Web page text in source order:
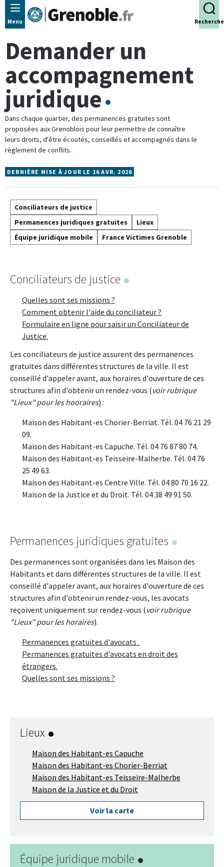
Panneau de gestion des cookies
Menu Recherche
Demander un
accompagnement
juridique
Dans chaque quartier, des permanences gratuites sont
proposées aux Grenoblois pour leur permettre de connaître
leurs droits, d'être écoutés, conseillés et accompagnés dans le
règlement de conflits.
DERNIÈRE MISE À JOUR LE 16 AVR. 2026
Conciliateurs de justice
Permanences juridiques gratuites
Lieux
Équipe juridique mobile
France Victimes Grenoble
Conciliateurs de justice
Quelles sont ses missions ?
Comment obtenir l'aide du conciliateur ?
Formulaire en ligne pour saisir un Conciliateur de
Justice.
Les conciliateurs de justice assurent des permanences
gratuites dans différentes structures de la ville. Il est
conseillé d'appeler avant, aux horaires d'ouverture de ces
structures afin d'obtenir un rendez-vous (voir rubrique
"Lieux" pour les hooraires) :
Maison des Habitant-es Chorier-Berriat. Tél. 04 76 21 29
09.
Maison des Habitant-es Capuche. Tél. 04 76 87 80 74.
Maison des Habitant-es Teisseire-Malherbe. Tél. 04 76
25 49 63.
Maison des Habitant-es Centre Ville. Tél. 04 80 70 16 22.
Maison de la Justice et du Droit. Tél. 04 38 49 91 50.
Permanences juridiques gratuites
Des permanences sont organisées dans les Maison des
Habitants et dans différentes structures de la ville. Il est
conseillé d'appeler avant, aux horaires d'ouverture de ces
structures afin d'obtenir un rendez-vous, les avocats
reçoivent uniquement sur rendez-vous (voir rubrique
"Lieux" pour les horaires).
Permanences gratuites d'avocats .
Permanences gratuites d'avocats en droit des
étrangers.
Quelles sont ses missions ?
Lieux
Maison des Habitant-es Capuche
Maison des Habitant-es Chorier-Berriat
Maison des Habitant-es Teisseire-Malherbe
Maison de la Justice et du Droit
Voir la carte
Équipe juridique mobile